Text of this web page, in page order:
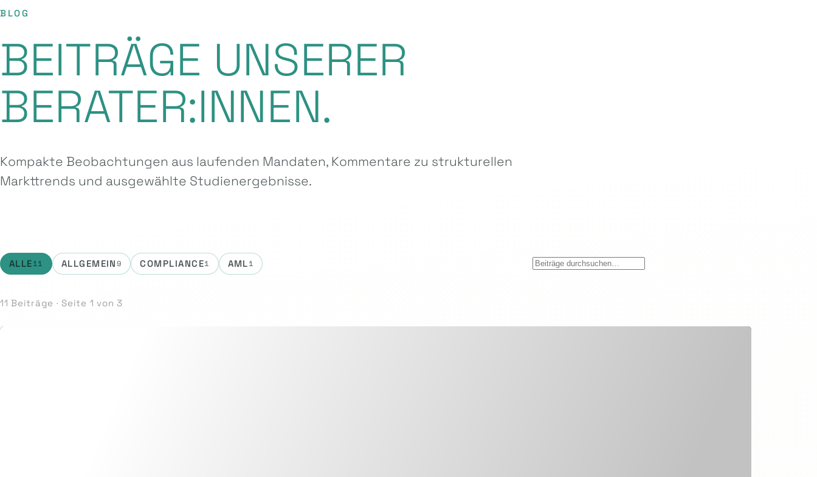
BLOG
BEITRÄGE UNSERER
BERATER:INNEN.
Kompakte Beobachtungen aus laufenden Mandaten, Kommentare zu strukturellen
Markttrends und ausgewählte Studien­ergebnisse.
ALLE11 ALLGEMEIN9 COMPLIANCE1 AML1
11 Beiträge · Seite 1 von 3